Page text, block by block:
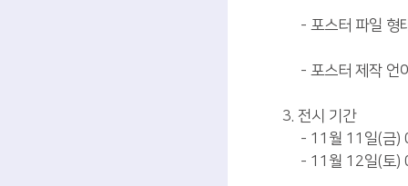
- 포스터 파일 형
- 포스터 제작 언
3. 전시 기간
- 11월 11일(금
- 11월 12일(토)